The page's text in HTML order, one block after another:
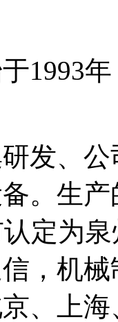
1993
研发、
。生
定为
，机
、上